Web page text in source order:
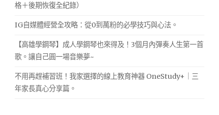
格＋後期恢復全紀錄）
IG自媒體經營全攻略：從0到萬粉的必學技巧與心法。
【高雄學鋼琴】成人學鋼琴也來得及！3個月內彈奏人生第一首
歌。讓自己圓一場音樂夢~
不用再趕補習班！我家選擇的線上教育神器 OneStudy+｜三
年家長真心分享篇。